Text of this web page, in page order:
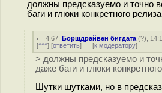
должны предсказуемо и точно
баги и глюки конкретного
4.67 ,Борщдрайвен бигдата (?),
[^^^] [ответить] [к модератору]
> должны предсказуемо и
даже баги и глюки
Шутки шутками, но в